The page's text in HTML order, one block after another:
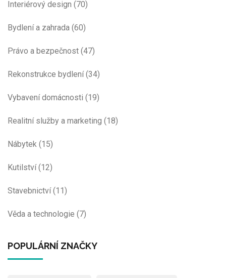
Interiérový design (70)
Bydlení a zahrada (60)
Právo a bezpečnost (47)
Rekonstrukce bydlení(34)
Vybavení domácnosti (19)
Realitní služby a marketing (18)
Nábytek (15)
Kutilství(12)
Stavebnictví(11)
Věda a technologie (7)
POPULÁRNÍ ZNAČKY